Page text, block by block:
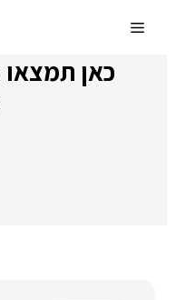
לתוכןMenu
כאן תמצאו